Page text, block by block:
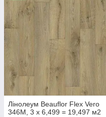
Лінолеум Beauflor Flex Vero
346M, 3 х 6,499 = 19,497 м2